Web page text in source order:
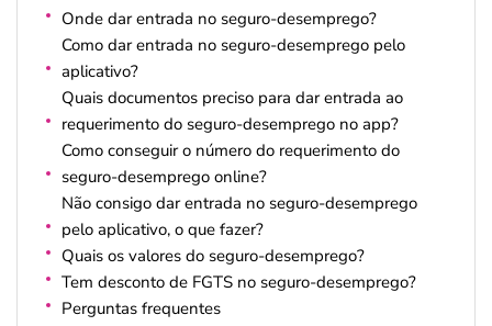
Onde dar entrada no seguro-desemprego?
Como dar entrada no seguro-desemprego pelo
aplicativo?
Quais documentos preciso para dar entrada ao
requerimento do seguro-desemprego no app?
Como conseguir o número do requerimento do
seguro-desemprego online?
Não consigo dar entrada no seguro-desemprego
pelo aplicativo, o que fazer?
Quais os valores do seguro-desemprego?
Tem desconto de FGTS no seguro-desemprego?
Perguntas frequentes